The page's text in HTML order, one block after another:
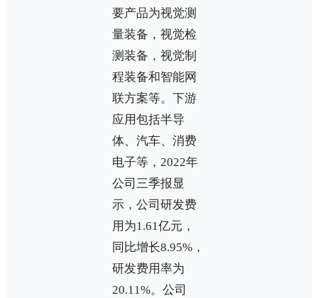
要产品为视觉测
量装备，视觉检
测装备，视觉制
程装备和智能网
联方案等。下游
应用包括半导
体、汽车、消费
电子等，2022年
公司三季报显
示，公司研发费
用为1.61亿元，
同比增长8.95%，
研发费用率为
20.11%。公司